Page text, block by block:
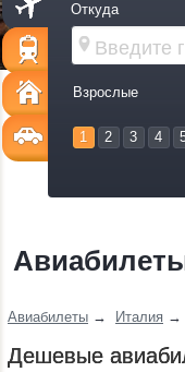
Откуда
Взрослые
1 2 3 4
Авиабилеты → Италия →
Дешевые